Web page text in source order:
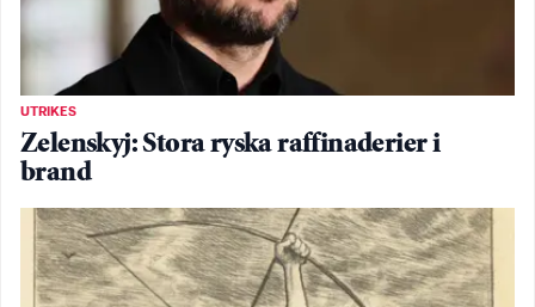
UTRIKES
Zelenskyj: Stora ryska raffinaderier i
brand